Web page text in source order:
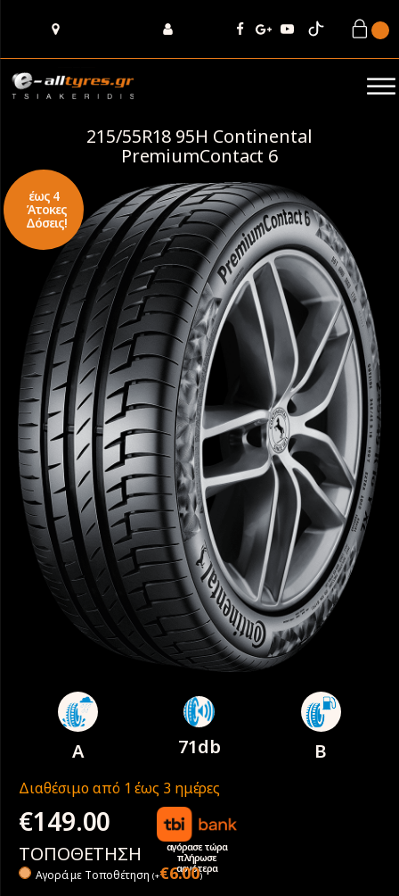
215/55R18 95H Continental
PremiumContact 6
έως 4
Άτοκες
Δόσεις!
A 71db B
Διαθέσιμο από 1 έως 3 ημέρες
€149.00
αγόρασε τώρα
πλήρωσε
αργότερα
ΤΟΠΟΘΕΤΗΣΗ
Αγορά με Tοποθέτηση (+€6.00)